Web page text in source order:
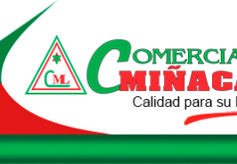
al
contenido
Comercial
Miñaca
Calidad para su
en
electrodomésticos